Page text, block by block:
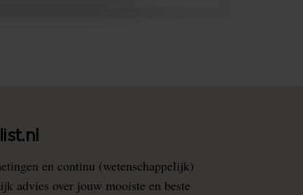
en continu (wetenschappelijk)
advies over jouw mooiste en beste